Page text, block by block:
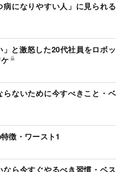
病になりやすい人」に見られる
と激怒した20代社員をロボッ
らないために今すべきこと・ベ
徴・ワースト1
なら今すぐやるべき習慣・ベス